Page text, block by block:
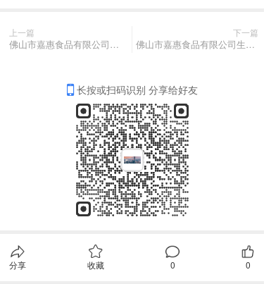
上一篇
佛山市嘉惠食品有限公司生猪猪副产品项目第一期（六次）竞价公告
下一篇
佛山市嘉惠食品有限公司生猪猪副产品项目第一期（五次）竞价公告
长按或扫码识别 分享给好友
分享 收藏 0 0